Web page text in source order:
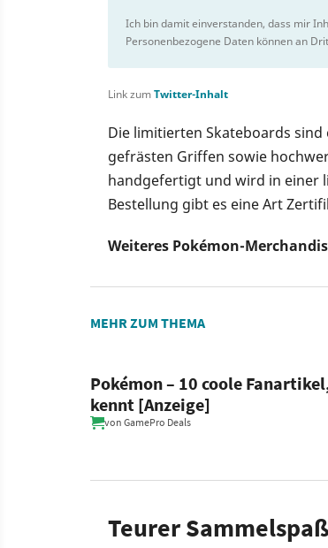
Ich bin damit einverstanden, dass mir
Personenbezogene Daten können an
Link zumTwitter-Inhalt
Die limitierten Skateboards
gefrästen Griffen sowie
handgefertigt und wird in einer
Bestellung gibt es eine Art
Weiteres Pokémon-
MEHR ZUM THEMA
Pokémon – 10 coole
kennt [Anzeige]
von GamePro Deals
Teurer